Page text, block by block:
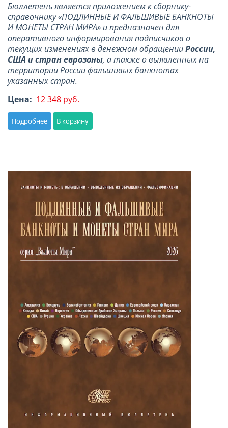
Бюллетень является приложением к сборнику-
справочнику «ПОДЛИННЫЕ И ФАЛЬШИВЫЕ БАНКНОТЫ
И МОНЕТЫ СТРАН МИРА» и предназначен для
оперативного информирования подписчиков о
текущих изменениях в денежном обращенииРоссии,
США и стран еврозоны, а также о выявленных на
территории России фальшивых банкнотах
указанных стран.
Цена: 12 348 руб.
Подробнее В корзину